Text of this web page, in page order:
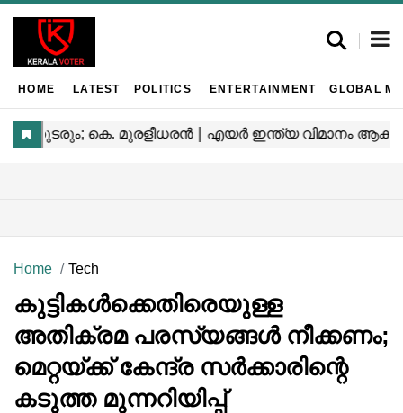
HOME LATEST POLITICS ENTERTAINMENT GLOBAL
Home Tech
കുട്ടികൾക്കെതിരെയുള്ള
അതിക്രമ പരസ്യങ്ങൾ നീക്കണം;
മെറ്റയ്ക്ക് കേന്ദ്ര സർക്കാരിന്റെ
കടുത്ത മുന്നറിയിപ്പ്